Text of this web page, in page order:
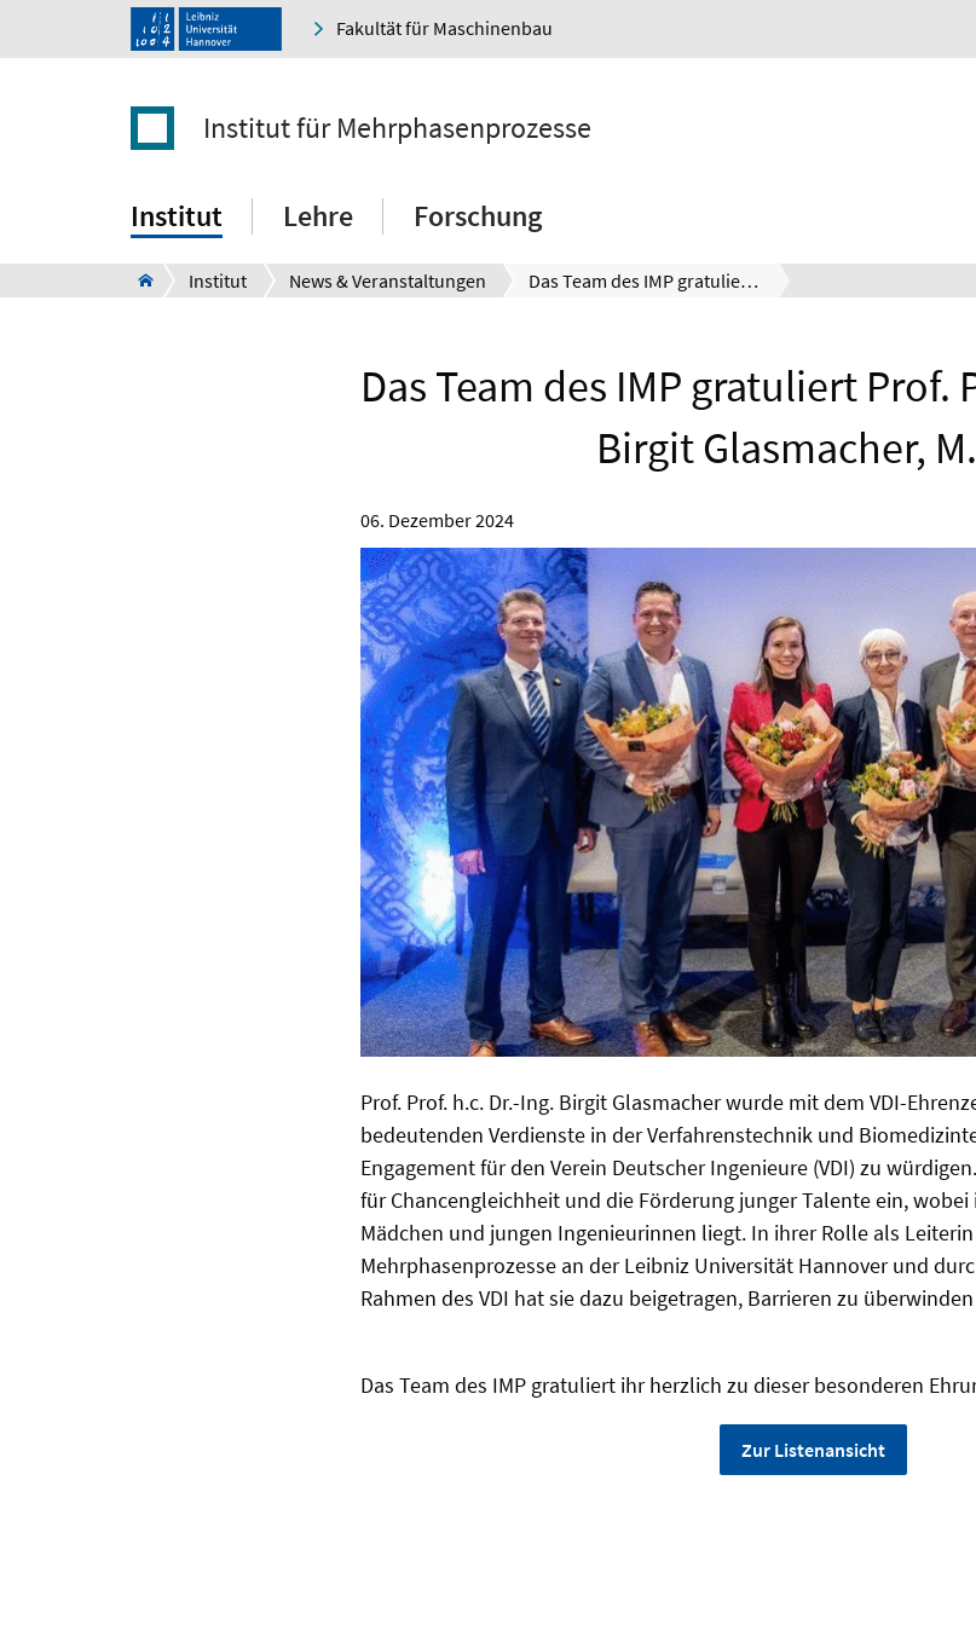
Fakultät für Maschinenbau
Institut für Mehrphasenprozesse
Institut Lehre Forschung
Institut News & Veranstaltungen Das Team des IMP gratuliert Prof. Prof. h. c. Dr.-Ing. Birgit Glasmacher, M.Sc.
Das Team des IMP gratuliert Prof.
Birgit Glasmacher,
06. Dezember 2024
Prof. Prof. h.c. Dr.-Ing. Birgit Glasmacher wurde mit dem VDI-
bedeutenden Verdienste in der Verfahrenstechnik und
Engagement für den Verein Deutscher Ingenieure (VDI) zu
für Chancengleichheit und die Förderung junger Talente ein,
Mädchen und jungen Ingenieurinnen liegt. In ihrer Rolle als
Mehrphasenprozesse an der Leibniz Universität Hannover und
Rahmen des VDI hat sie dazu beigetragen, Barrieren zu
Das Team des IMP gratuliert ihr herzlich zu dieser besonderen
Zur Listenansicht